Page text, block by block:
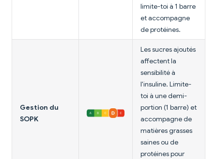
limite-toi à 1 barre
et accompagne
de protéines.
Gestion du
SOPK
Les sucres ajoutés
affectent la
sensibilité à
l'insuline. Limite-
toi à une demi-
portion (1 barre) et
accompagne de
matières grasses
saines ou de
protéines pour